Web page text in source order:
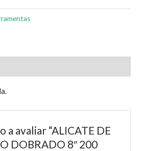
a avaliar “ALICATE DE
DOBRADO 8″ 200